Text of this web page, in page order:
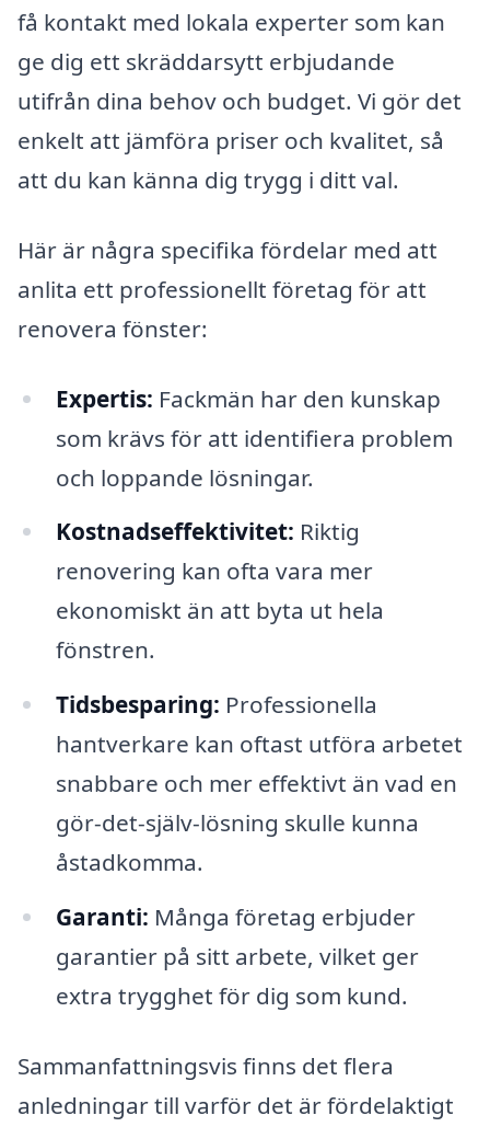
få kontakt med lokala experter som kan
ge dig ett skräddarsytt erbjudande
utifrån dina behov och budget. Vi gör det
enkelt att jämföra priser och kvalitet, så
att du kan känna dig trygg i ditt val.
Här är några specifika fördelar med att
anlita ett professionellt företag för att
renovera fönster:
Expertis: Fackmän har den kunskap
som krävs för att identifiera problem
och loppande lösningar.
Kostnadseffektivitet: Riktig
renovering kan ofta vara mer
ekonomiskt än att byta ut hela
fönstren.
Tidsbesparing: Professionella
hantverkare kan oftast utföra arbetet
snabbare och mer effektivt än vad en
gör-det-själv-lösning skulle kunna
åstadkomma.
Garanti: Många företag erbjuder
garantier på sitt arbete, vilket ger
extra trygghet för dig som kund.
Sammanfattningsvis finns det flera
anledningar till varför det är fördelaktigt